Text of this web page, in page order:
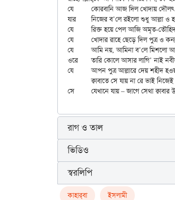
যে	কোরবানি আজ দিল খোদায় দৌলৎ ও হাশমত্‌,
যার	নিজের ব’লে রইলো শুধু আল্লা ও হজরত,
যে	রিক্ত হয়ে পেল আজি অমৃত-তৌহিদ।।
যে	খোদার রাহে ছেড়ে দিল পুত্র ও কন্যায়
যে	আমি নয়, আমিনা ব’লে মিশলো আমিনায়।
ওরে	তারি কোলে আসার লাগি’ নাই নবীজীর নিদ।।
যে	আপন পুত্র আল্লারে দেয় শহীদ হওয়ার তরে
	ক্বাবাতে সে যায় না রে ভাই নিজেই ক্বাবা গড়ে
রাগ ও তাল
ভিডিও
স্বরলিপি
কাহার্‌বা ইসলামী